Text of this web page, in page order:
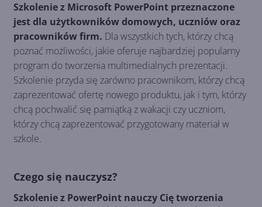
Szkolenie z Microsoft PowerPoint przeznaczone
jest dla użytkowników domowych, uczniów oraz
pracowników firm. Dla wszystkich tych, którzy chcą
poznać możliwości, jakie oferuje najbardziej popularny
program do tworzenia multimedialnych prezentacji.
Szkolenie przyda się zarówno pracownikom, którzy chcą
zaprezentować ofertę nowego produktu, jak i tym, którzy
chcą pochwalić się pamiątką z wakacji czy uczniom,
którzy chcą zaprezentować przygotowany materiał w
szkole.
Czego się nauczysz?
Szkolenie z PowerPoint nauczy Cię tworzenia